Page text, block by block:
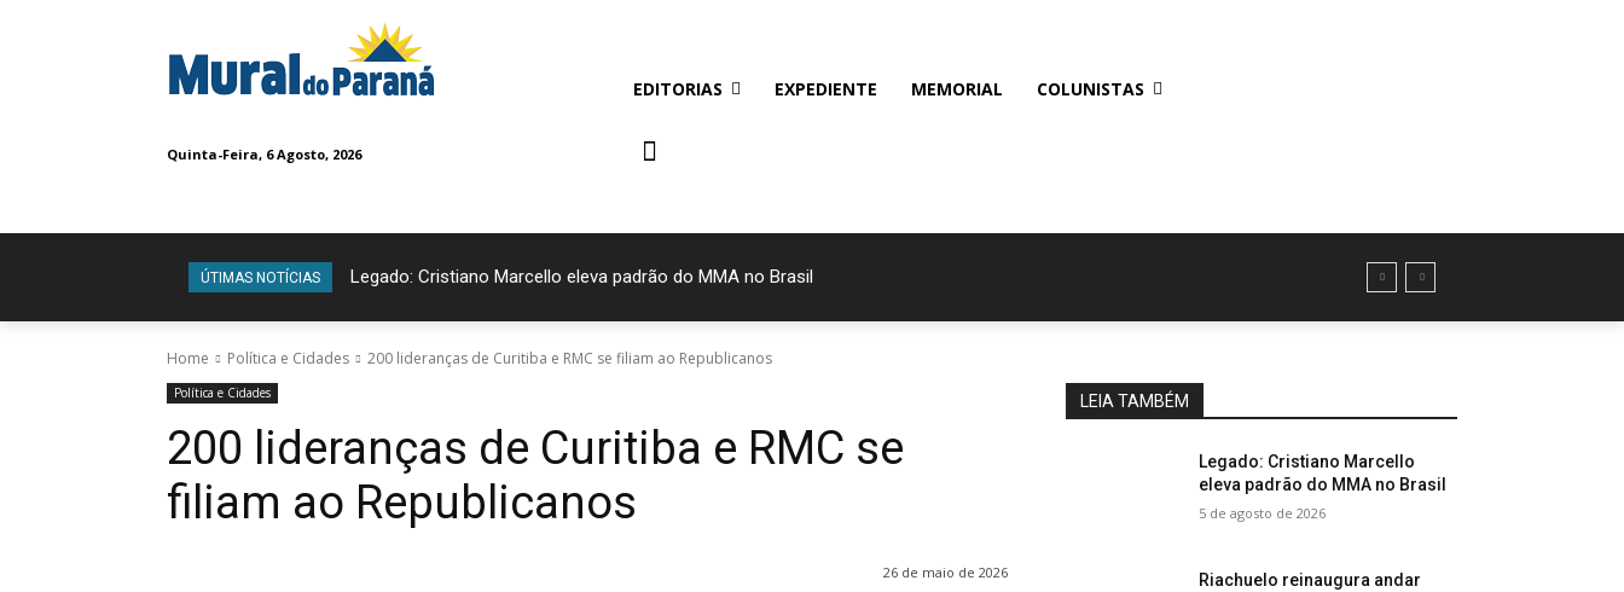
Quinta-Feira, 6 Agosto, 2026
EDITORIAS EXPEDIENTE MEMORIAL COLUNISTAS
ÚTIMAS NOTÍCIAS Legado: Cristiano Marcello eleva padrão do MMA no Brasil
Home Política e Cidades 200 lideranças de Curitiba e RMC se filiam ao Republicanos
Política e Cidades
200 lideranças de Curitiba e RMC se
filiam ao Republicanos
26 de maio de 2026
LEIA TAMBÉM
Legado: Cristiano Marcello
eleva padrão do MMA no Brasil
5 de agosto de 2026
Riachuelo reinaugura andar